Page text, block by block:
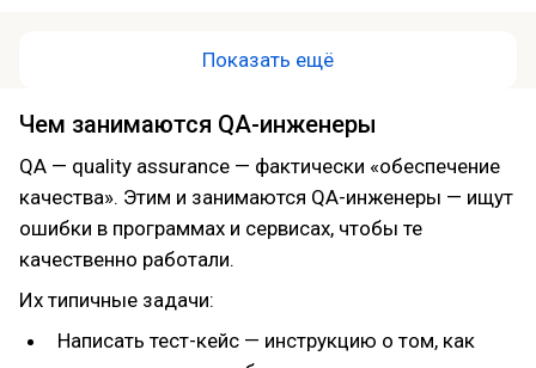
порадовала работа службы поддержки и кураторов
процессе учебы не возникает ощущения
заброшенности.
Отдельно хочется поблагодарить команду HR. Их
помощь в карьерных вопросах и дельные советы
оказались очень кстати.
Показать ещё
Чем занимаются QA-инженеры
QA — quality assurance — фактически «обеспечение
качества». Этим и занимаются QA-инженеры — ищут
ошибки в программах и сервисах, чтобы те
качественно работали.
Их типичные задачи:
Написать тест-кейс — инструкцию о том, как